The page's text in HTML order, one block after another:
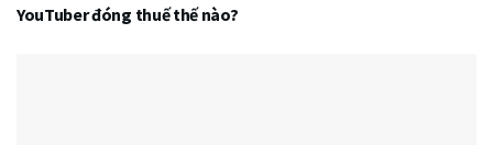
YouTuber đóng thuế thế nào?